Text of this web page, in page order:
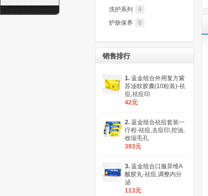
洗护系列
4
护肤保养
8
销售排行
1. 蓝金组合外用复方紫
苏油软胶囊(10粒装)-祛
痘,祛痘印
42元
2. 蓝金组合祛痘套装一
疗程-祛痘,去痘印,控油,
收缩毛孔
393元
3. 蓝金组合口服异维A
酸胶丸-祛痘,调整内分
泌
113元